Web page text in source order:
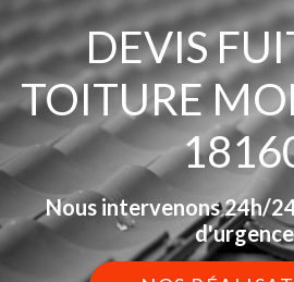
DEVIS
TOITURE
Nous intervenons 24h/
d'urgence